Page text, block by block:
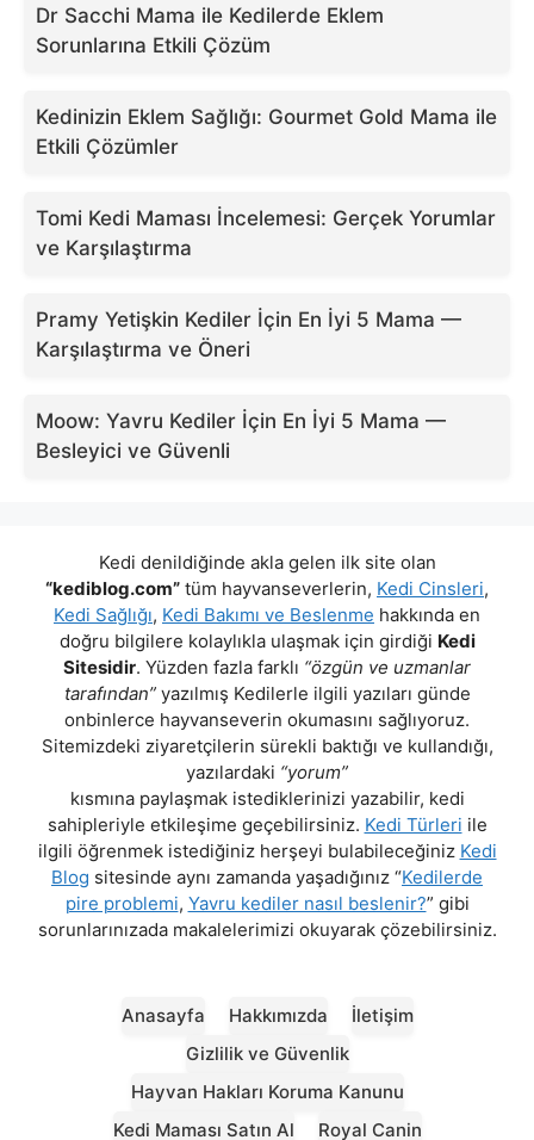
Dr Sacchi Mama ile Kedilerde Eklem
Sorunlarına Etkili Çözüm
Kedinizin Eklem Sağlığı: Gourmet Gold Mama ile
Etkili Çözümler
Tomi Kedi Maması İncelemesi: Gerçek Yorumlar
ve Karşılaştırma
Pramy Yetişkin Kediler İçin En İyi 5 Mama —
Karşılaştırma ve Öneri
Moow: Yavru Kediler İçin En İyi 5 Mama —
Besleyici ve Güvenli
Kedi denildiğinde akla gelen ilk site olan
“kediblog.com” tüm hayvanseverlerin, Kedi Cinsleri,
Kedi Sağlığı, Kedi Bakımı ve Beslenme hakkında en
doğru bilgilere kolaylıkla ulaşmak için girdiği Kedi
Sitesidir. Yüzden fazla farklı “özgün ve uzmanlar
tarafından”yazılmış Kedilerle ilgili yazıları günde
onbinlerce hayvanseverin okumasını sağlıyoruz.
Sitemizdeki ziyaretçilerin sürekli baktığı ve kullandığı,
yazılardaki “yorum”
kısmına paylaşmak istediklerinizi yazabilir, kedi
sahipleriyle etkileşime geçebilirsiniz. Kedi Türleri ile
ilgili öğrenmek istediğiniz herşeyi bulabileceğiniz Kedi
Blog sitesinde aynı zamanda yaşadığınız “Kedilerde
pire problemi, Yavru kediler nasıl beslenir?” gibi
sorunlarınızada makalelerimizi okuyarak çözebilirsiniz.
Anasayfa Hakkımızda
İletişim
Gizlilik ve Güvenlik
Hayvan Hakları Koruma Kanunu
Kedi Maması Satın Al
Royal Canin